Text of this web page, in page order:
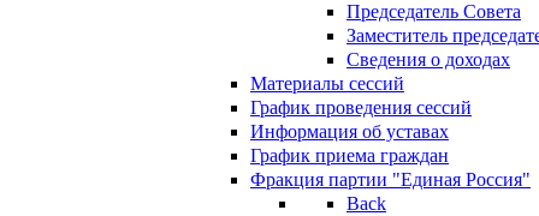
Председатель Совета
Заместитель
Сведения о доходах
Материалы сессий
График проведения сессий
Информация об уставах
График приема граждан
Фракция партии "Единая Россия"
Back